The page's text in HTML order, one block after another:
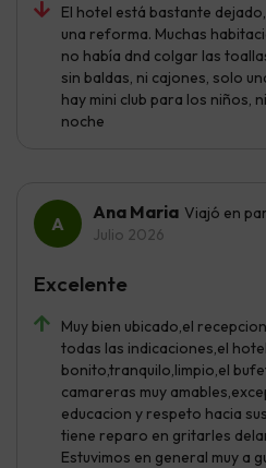
El hotel está bastante
una reforma. Muchas
no había dnd colgar las
sin baldas, ni cajones, solo
hay mini club para los niños,
noche
Ana Maria Viajó en
Julio 2026
Muy bien ubicado,el
todas las indicaciones,el
bonito,tranquilo,limpio,el
camareras muy
educacion y respeto hacia
tiene reparo en gritarles
Estuvimos en general muy a
Excelente